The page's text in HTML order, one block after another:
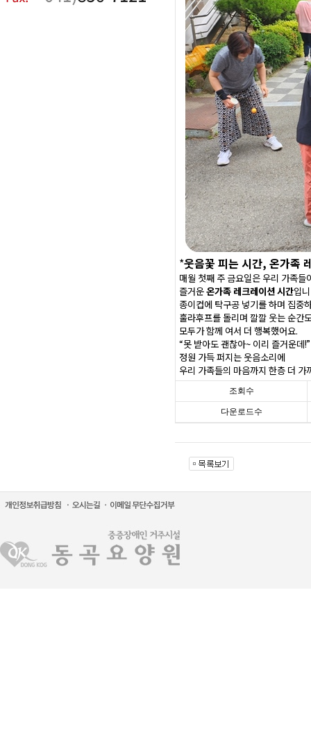
*웃음꽃 피는 시간, 온가족
매월 첫째 주 금요일은 우리 가족들
즐거운온가족 레크레이션 시간입
종이컵에 탁구공 넣기를 하며 집중
훌라후프를 돌리며 깔깔 웃는 순간
모두가 함께 여서 더 행복했어요.
“못 받아도 괜찮아~ 이리 즐거운데!”
정원 가득 퍼지는 웃음소리에
우리 가족들의 마음까지 한층 더 가
조회수
다운로드수